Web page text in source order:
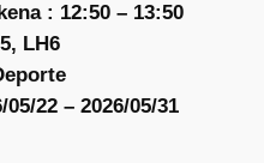
: 12:50 – 13:50
LH6
05/22 – 2026/05/31